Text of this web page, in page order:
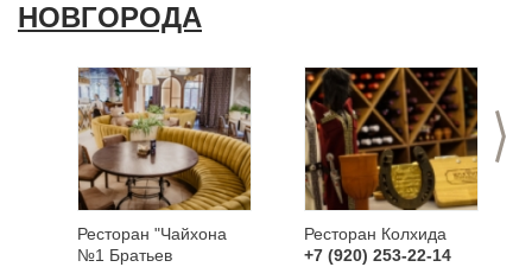
НОВГОРОДА
>
Ресторан "Чайхона
№1 Братьев
Ресторан Колхида
+7 (920) 253-22-14